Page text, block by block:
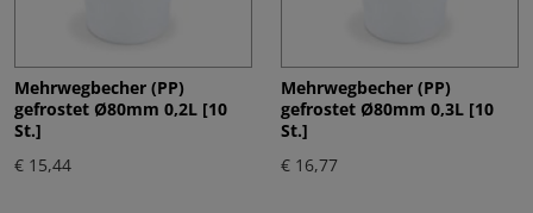
Mehrwegbecher (PP)
gefrostet Ø80mm 0,2L [10
St.]
€ 15,44
Mehrwegbecher (PP)
gefrostet Ø80mm 0,3L [10
St.]
€ 16,77